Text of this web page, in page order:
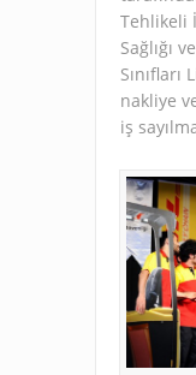
Tehlikeli
Sağlığı
nakliye
iş